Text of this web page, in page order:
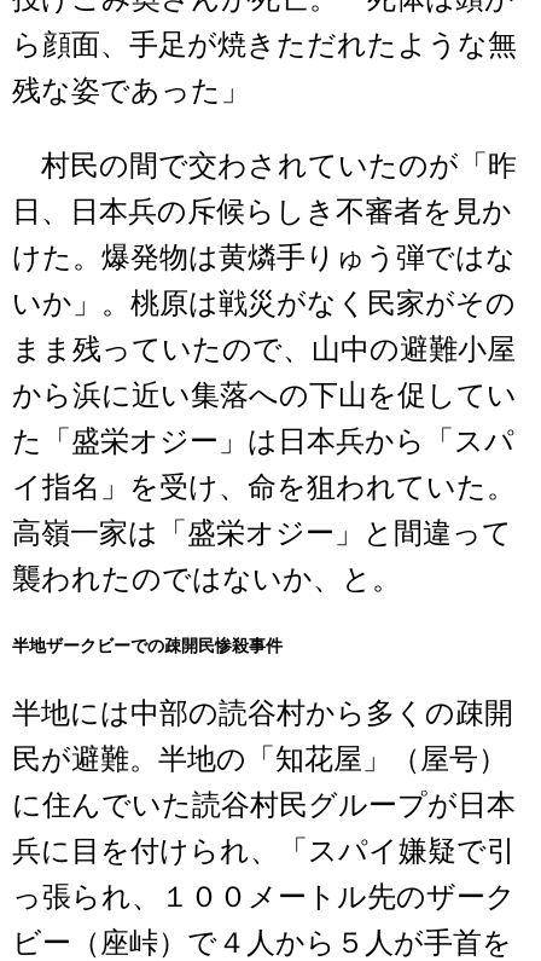
ら顔面、手足が焼きただれたような無
残な姿であった」
村民の間で交わされていたのが「昨
日、日本兵の斥候らしき不審者を見か
けた。爆発物は黄燐手りゅう弾ではな
いか」。桃原は戦災がなく民家がその
まま残っていたので、山中の避難小屋
から浜に近い集落への下山を促してい
た「盛栄オジー」は日本兵から「スパ
イ指名」を受け、命を狙われていた。
高嶺一家は「盛栄オジー」と間違って
襲われたのではないか、と。
半地ザークビーでの疎開民惨殺事件
半地には中部の読谷村から多くの疎開
民が避難。半地の「知花屋」（屋号）
に住んでいた読谷村民グループが日本
兵に目を付けられ、「スパイ嫌疑で引
っ張られ、１００メートル先のザーク
ビー（座峠）で４人から５人が手首を